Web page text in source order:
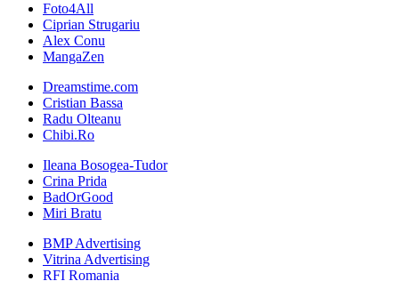
Foto4All
Ciprian Strugariu
Alex Conu
MangaZen
Dreamstime.com
Cristian Bassa
Radu Olteanu
Chibi.Ro
Ileana Bosogea-Tudor
Crina Prida
BadOrGood
Miri Bratu
BMP Advertising
Vitrina Advertising
RFI Romania